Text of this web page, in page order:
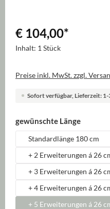
€ 104,00*
Inhalt: 1 Stück
Preise inkl. MwSt. zzgl.
Sofort verfügbar, Lieferzeit: 1-
gewünschte Länge
Standardlänge 180 cm
+ 2 Erweiterungen á 26
+ 3 Erweiterungen á 26
+ 4 Erweiterungen á 26
+ 5 Erweiterungen á 26